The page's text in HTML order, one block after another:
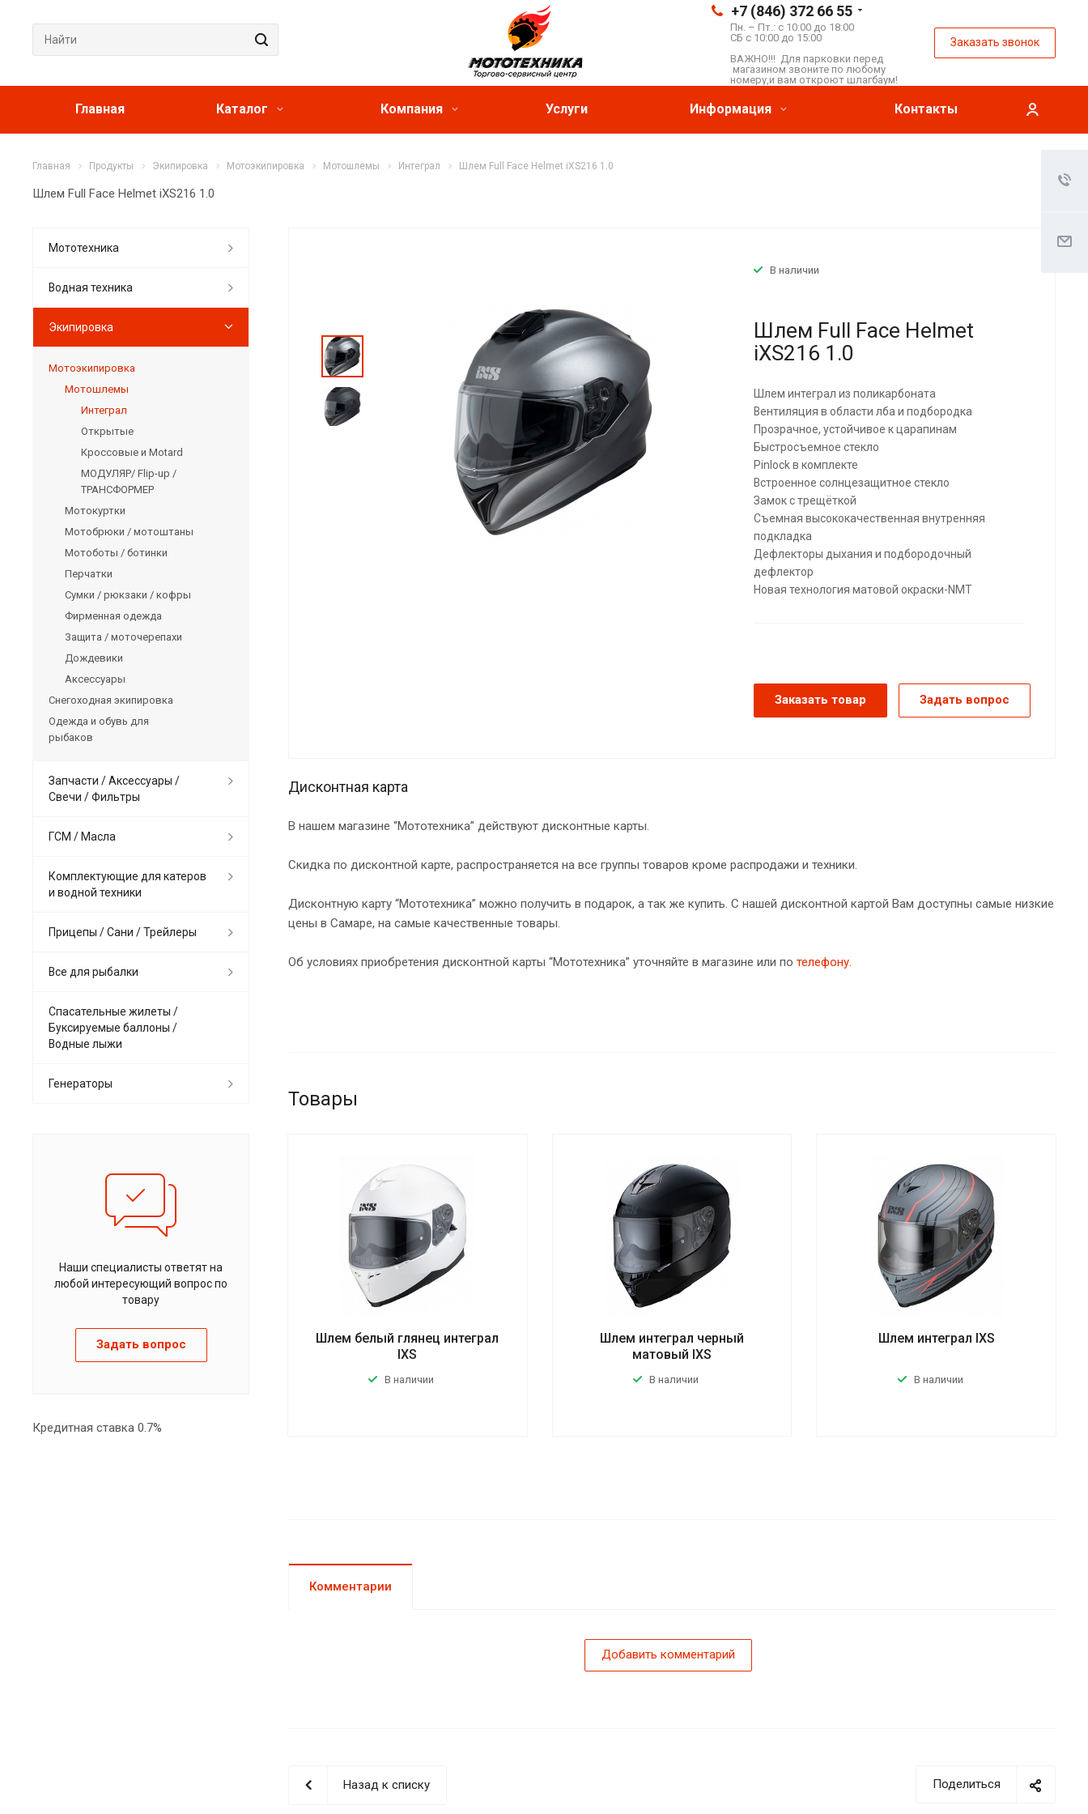
+7 (846) 372 66 55
Пн. – Пт.: с 10:00 до 18:00
СБ с 10:00 до 15:00
ВАЖНО!!! Для парковки перед
магазином звоните по любому
номеру,и вам откроют шлагбаум!
Заказать звонок
Главная Каталог Компания Услуги Информация Контакты
Главная Продукты Экипировка Мотоэкипировка Мотошлемы Интеграл Шлем Full Face Helmet iXS216 1.0
Шлем Full Face Helmet iXS216 1.0
В наличии
Шлем Full Face Helmet
iXS216 1.0
Шлем интеграл из поликарбоната
Вентиляция в области лба и подбородка
Прозрачное, устойчивое к царапинам
Быстросъемное стекло
Pinlock в комплекте
Встроенное солнцезащитное стекло
Замок с трещёткой
Съемная высококачественная внутренняя
подкладка
Дефлекторы дыхания и подбородочный
дефлектор
Новая технология матовой окраски-NMT
Заказать товар Задать вопрос
Дисконтная карта
В нашем магазине “Мототехника” действуют дисконтные карты.
Скидка по дисконтной карте, распространяется на все группы товаров кроме распродажи и техники.
Дисконтную карту “Мототехника” можно получить в подарок, а так же купить. С нашей дисконтной картой Вам доступны самые низкие
цены в Самаре, на самые качественные товары.
Об условиях приобретения дисконтной карты “Мототехника” уточняйте в магазине или по телефону.
Товары
Шлем белый глянец интеграл
IXS
В наличии
Шлем интеграл черный
матовый IXS
В наличии
Шлем интеграл IXS
В наличии
Комментарии
Добавить комментарий
Поделиться
Назад к списку
Мототехника
Водная техника
Экипировка
Мотоэкипировка
Мотошлемы
Интеграл
Открытые
Кроссовые и Motard
МОДУЛЯР/ Flip-up /
ТРАНСФОРМЕР
Мотокуртки
Мотобрюки / мотоштаны
Мотоботы / ботинки
Перчатки
Сумки / рюкзаки / кофры
Фирменная одежда
Защита / моточерепахи
Дождевики
Аксессуары
Снегоходная экипировка
Одежда и обувь для
рыбаков
Запчасти / Аксессуары /
Свечи / Фильтры
ГСМ / Масла
Комплектующие для катеров
и водной техники
Прицепы / Сани / Трейлеры
Все для рыбалки
Спасательные жилеты /
Буксируемые баллоны /
Водные лыжи
Генераторы
Наши специалисты ответят на
любой интересующий вопрос по
товару
Задать вопрос
Кредитная ставка 0.7%